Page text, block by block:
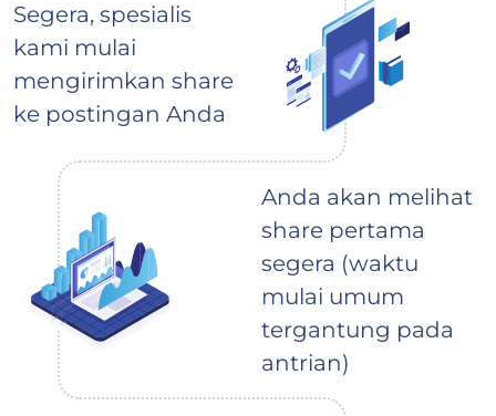
Segera, spesialis
kami mulai
mengirimkan share
ke postingan Anda
Anda akan melihat
share pertama
segera (waktu
mulai umum
tergantung pada
antrian)